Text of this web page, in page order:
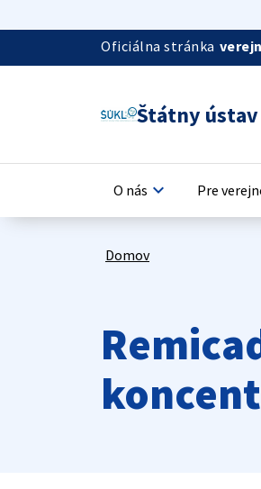
Oficiálna stránka
Štátny
O nás keyboard_arrow_down Pre
Domov